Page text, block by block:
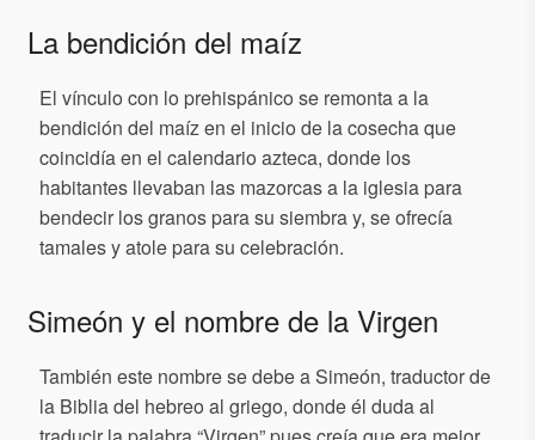
La bendición del maíz
El vínculo con lo prehispánico se remonta a la
bendición del maíz en el inicio de la cosecha que
coincidía en el calendario azteca, donde los
habitantes llevaban las mazorcas a la iglesia para
bendecir los granos para su siembra y, se ofrecía
tamales y atole para su celebración.
Simeón y el nombre de la Virgen
También este nombre se debe a Simeón, traductor de
la Biblia del hebreo al griego, donde él duda al